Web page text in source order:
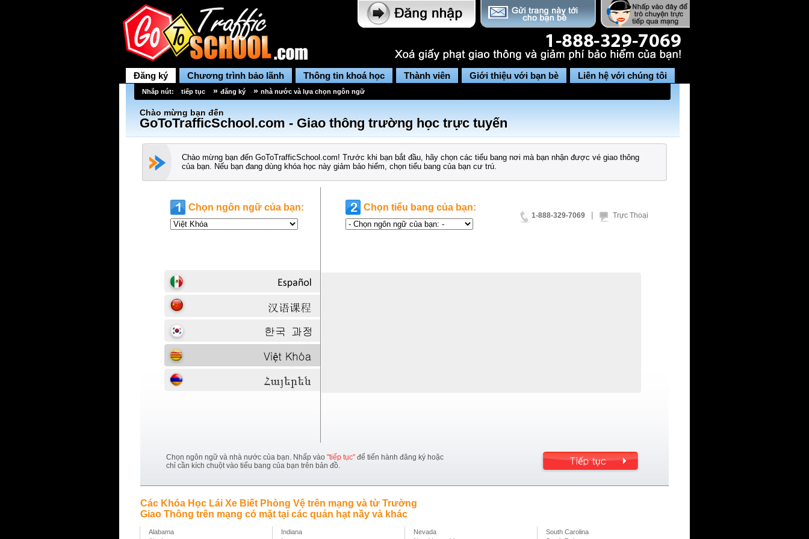
Đăng ký Chương trình bảo lãnh Thông tin khoá học Thành viên Giới thiệu với bạn bè Liên hệ với chúng tôi
Nhắp nút: tiếp tục » đăng ký » nhà nước và lựa chọn ngôn ngữ
Chào mừng bạn đến
GoToTrafficSchool.com - Giao thông trường học trực tuyến
Chào mừng bạn đến GoToTrafficSchool.com! Trước khi bạn bắt đầu, hãy chọn các tiểu bang nơi mà bạn nhận được vé giao thông
của bạn. Nếu bạn đang dùng khóa học này giảm bảo hiểm, chọn tiểu bang của bạn cư trú.
Chọn ngôn ngữ của bạn: Chọn tiểu bang của bạn:
1-888-329-7069 | Trực Thoại
Chọn ngôn ngữ và nhà nước của bạn. Nhấp vào "tiếp tục"để tiến hành đăng ký hoặc
chỉ cần kích chuột vào tiểu bang của bạn trên bản đồ.
Các Khóa Học Lái Xe Biết Phòng Vệ trên mạng và từ Trường
Giao Thông trên mạng có mặt tại các quản hạt nầy và khác
Alabama Indiana Nevada
South Carolina